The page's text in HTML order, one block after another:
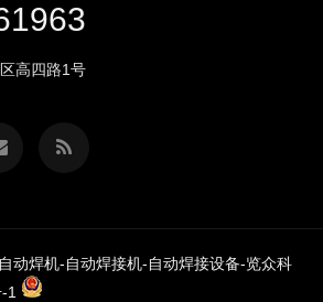
高四路1号
动焊机-自动焊接机-自动焊接设备-览众科
1